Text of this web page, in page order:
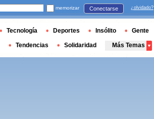
memorizar Conectarse ¿olvidado?
Tecnología Deportes Insólito Gente
Tendencias Solidaridad Más Temas